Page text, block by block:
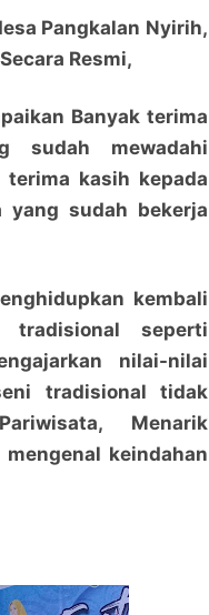
Pangkalan Nyirih,
Resmi,
Banyak terima
sudah mewadahi
kasih kepada
sudah bekerja
kembali
tradisional seperti
nilai-nilai
tradisional tidak
Menarik
keindahan